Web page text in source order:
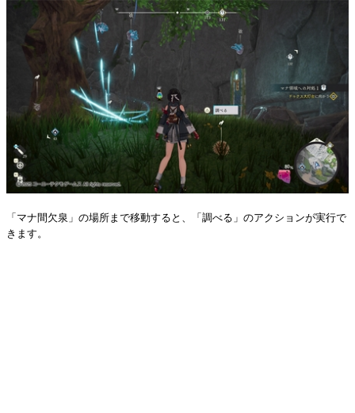
「マナ間欠泉」の場所まで移動すると、「調べる」のアクションが実行で
きます。